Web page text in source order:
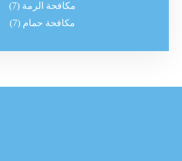
مكافحة الرمة (7)
مكافحة حمام (7)